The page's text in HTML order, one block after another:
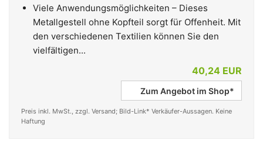
Viele Anwendungsmöglichkeiten – Dieses
Metallgestell ohne Kopfteil sorgt für Offenheit. Mit
den verschiedenen Textilien können Sie den
vielfältigen...
40,24 EUR
Zum Angebot im Shop*
Preis inkl. MwSt., zzgl. Versand; Bild-Link* Verkäufer-Aussagen. Keine
Haftung